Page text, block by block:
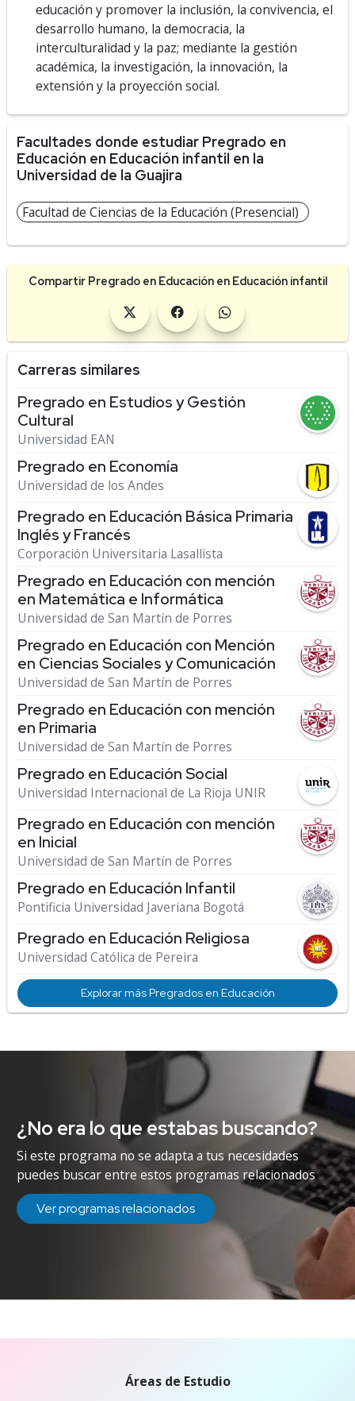
educación y promover la inclusión, la convivencia, el
desarrollo humano, la democracia, la
interculturalidad y la paz; mediante la gestión
académica, la investigación, la innovación, la
extensión y la proyección social.
Facultades donde estudiar Pregrado en
Educación en Educación infantil en la
Universidad de la Guajira
Facultad de Ciencias de la Educación (Presencial)
Compartir Pregrado en Educación en Educación infantil
Carreras similares
Pregrado en Estudios y Gestión
Cultural
Universidad EAN
Pregrado en Economía
Universidad de los Andes
Pregrado en Educación Básica Primaria
Inglés y Francés
Corporación Universitaria Lasallista
Pregrado en Educación con mención
en Matemática e Informática
Universidad de San Martín de Porres
Pregrado en Educación con Mención
en Ciencias Sociales y Comunicación
Universidad de San Martín de Porres
Pregrado en Educación con mención
en Primaria
Universidad de San Martín de Porres
Pregrado en Educación Social
Universidad Internacional de La Rioja UNIR
Pregrado en Educación con mención
en Inicial
Universidad de San Martín de Porres
Pregrado en Educación Infantil
Pontificia Universidad Javeriana Bogotá
Pregrado en Educación Religiosa
Universidad Católica de Pereira
Explorar más Pregrados en Educación
¿No era lo que estabas buscando?
Si este programa no se adapta a tus necesidades
puedes buscar entre estos programas relacionados
Ver programas relacionados
Áreas de Estudio